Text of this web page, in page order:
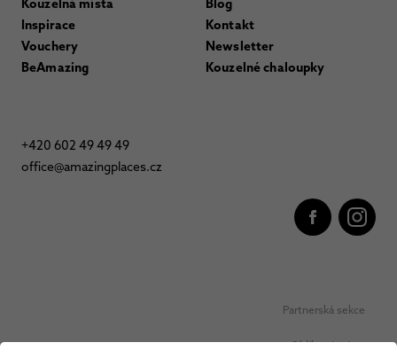
Inspirace
Vouchery
BeAmazing
Kontakt
Newsletter
Kouzelné chaloupky
+420 602 49 49 49
office@amazingplaces.cz
Partnerská sekce
Oblíbená místa